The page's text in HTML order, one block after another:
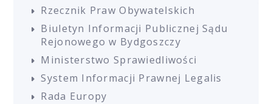
Rzecznik Praw Obywatelskich
Biuletyn Informacji Publicznej Sądu
Rejonowego w Bydgoszczy
Ministerstwo Sprawiedliwości
System Informacji Prawnej Legalis
Rada Europy